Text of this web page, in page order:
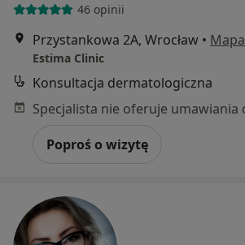
46 opinii
Przystankowa 2A, Wrocław • Mapa
Estima Clinic
Konsultacja dermatologiczna
Poproś o wizytę